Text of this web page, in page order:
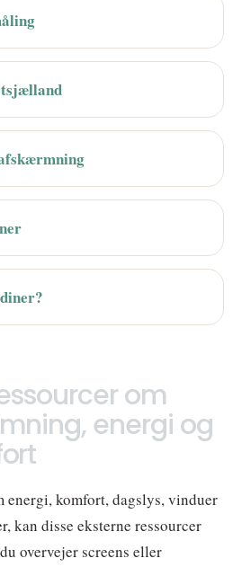
om
energi og
energi, komfort, dagslys, vinduer
kan disse eksterne ressourcer
overvejer screens eller